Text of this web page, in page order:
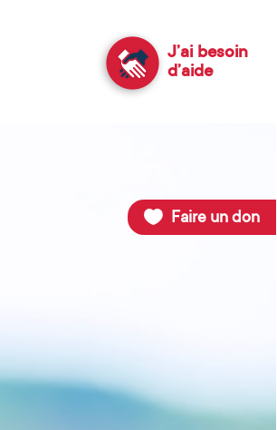
Faire un don
J’ai besoin
d’aide